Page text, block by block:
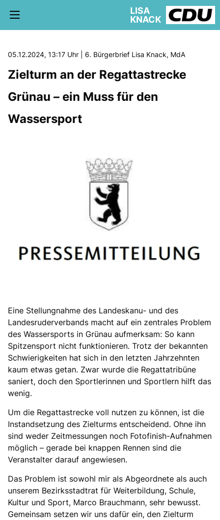
5. WAHLKREIS TREPTOW-KÖPENICK
AKTUELLE KIEZ NEWS
schriftliche Anfragen
AUSSCHÜSSE
LISA
KNACK
05.12.2024, 13:17 Uhr | 6. Bürgerbrief Lisa Knack, MdA
Zielturm an der Regattastrecke
Grünau – ein Muss für den
Wassersport
Eine Stellungnahme des Landeskanu- und des
Landesruderverbands macht auf ein zentrales Problem
des Wassersports in Grünau aufmerksam: So kann
Spitzensport nicht funktionieren. Trotz der bekannten
Schwierigkeiten hat sich in den letzten Jahrzehnten
kaum etwas getan. Zwar wurde die Regattatribüne
saniert, doch den Sportlerinnen und Sportlern hilft das
wenig.
Um die Regattastrecke voll nutzen zu können, ist die
Instandsetzung des Zielturms entscheidend. Ohne ihn
sind weder Zeitmessungen noch Fotofinish-Aufnahmen
möglich – gerade bei knappen Rennen sind die
Veranstalter darauf angewiesen.
Das Problem ist sowohl mir als Abgeordnete als auch
unserem Bezirksstadtrat für Weiterbildung, Schule,
Kultur und Sport, Marco Brauchmann, sehr bewusst.
Gemeinsam setzen wir uns dafür ein, den Zielturm